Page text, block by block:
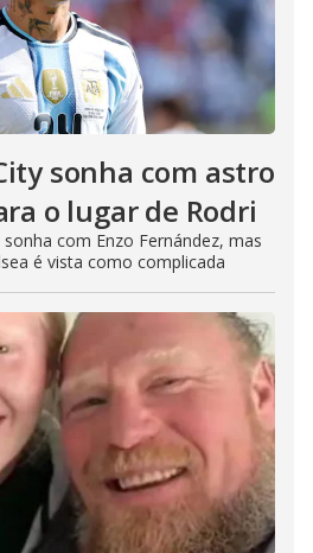
sonha com astro
o lugar de Rodri
com Enzo Fernández, mas
é vista como complicada